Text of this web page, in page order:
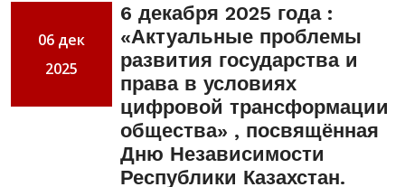
06 дек
2025
6 декабря 2025 года :
«Актуальные проблемы
развития государства и
права в условиях
цифровой трансформации
общества» , посвящённая
Дню Независимости
Республики Казахстан.